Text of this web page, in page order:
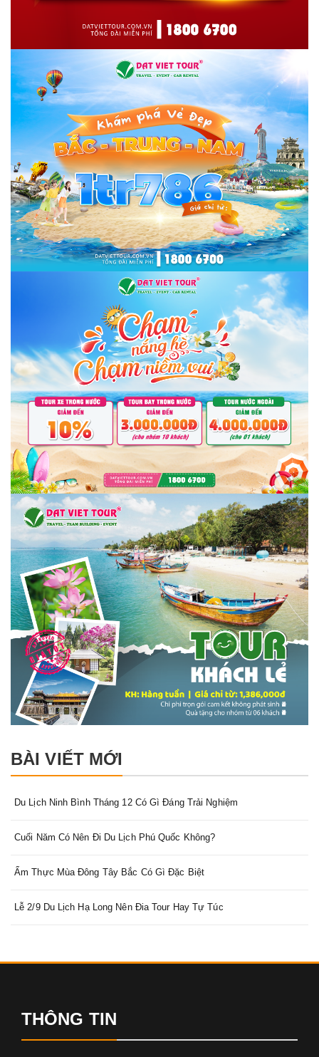
BÀI VIẾT MỚI
Du Lịch Ninh Bình Tháng 12 Có Gì Đáng Trải Nghiệm
Cuối Năm Có Nên Đi Du Lịch Phú Quốc Không?
Ẩm Thực Mùa Đông Tây Bắc Có Gì Đặc Biệt
Lễ 2/9 Du Lịch Hạ Long Nên Đia Tour Hay Tự Túc
THÔNG TIN